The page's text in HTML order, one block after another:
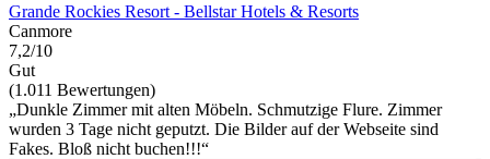
Grande Rockies Resort - Bellstar Hotels & Resorts
Canmore
7,2/10
Gut
(1.011 Bewertungen)
„Dunkle Zimmer mit alten Möbeln. Schmutzige Flure. Zimmer
wurden 3 Tage nicht geputzt. Die Bilder auf der Webseite sind
Fakes. Bloß nicht buchen!!!“